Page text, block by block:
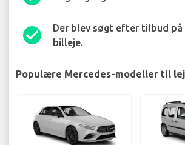
check_circle
Der blev søgt efter tilbud på
billeje.
Populære Mercedes-modeller til